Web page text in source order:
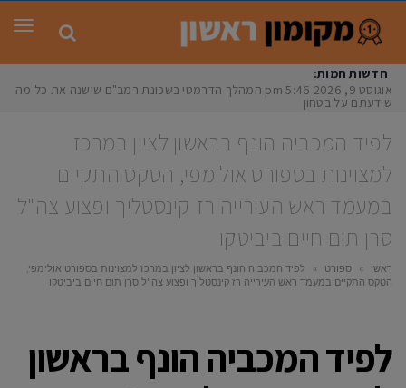
חדשות חמות:
אוגוסט 9, 2026
5:46 pm המהלך הדרמטי בשכונת רמב"ם שישנה את כל מה
שידעתם על בטחון
לפיד המכביה הונף בראשון לציון במרכז
למצוינות בספורט אולימפי, הטקס התקיים
במעמד ראש העירייה רז קינסטליך ופצוע צה"ל
סרן תום חיים ביביטקו
ראשי » ספורט »
לפיד המכביה הונף בראשון לציון במרכז למצוינות בספורט אולימפי,
הטקס התקיים במעמד ראש העירייה רז קינסטליך ופצוע צה"ל סרן תום חיים ביביטקו
לפיד המכביה הונף בראשון